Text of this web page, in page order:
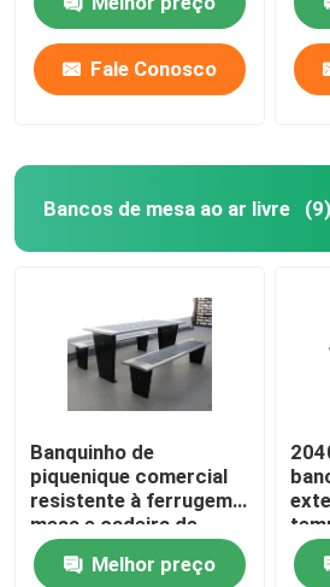
Fale Conosco
Bancos de mesa ao ar livre (9)
Banquinho de
piquenique comercial
resistente à ferrugem,
mesa e cadeira de
metal revestidas em
pó.
Melhor preço